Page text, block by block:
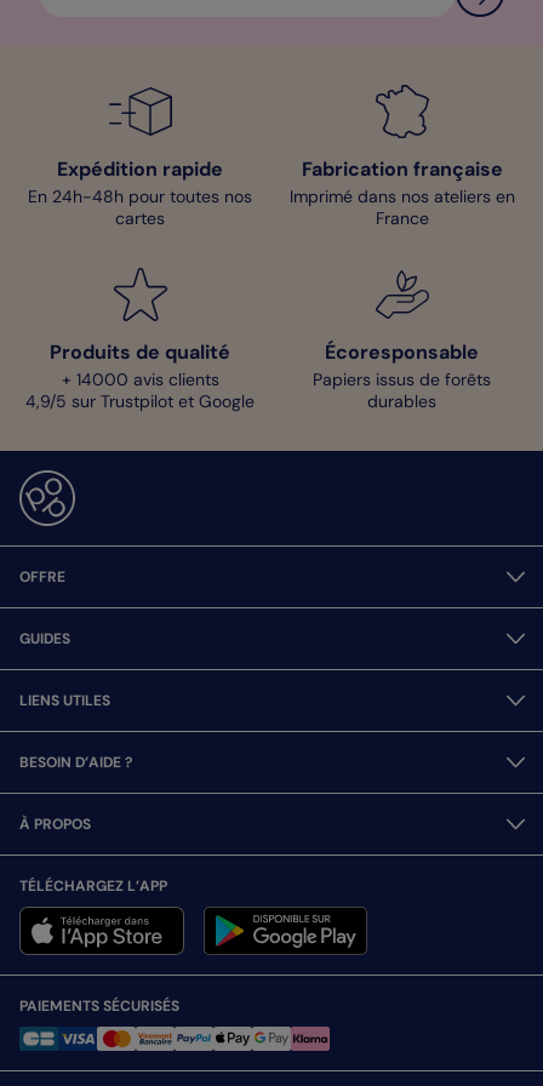
Expédition rapide
En 24h-48h pour toutes nos
cartes
Fabrication française
Imprimé dans nos ateliers en
France
Produits de qualité
+ 14000 avis clients
4,9/5 sur Trustpilot et Google
Écoresponsable
Papiers issus de forêts
durables
OFFRE
GUIDES
LIENS UTILES
BESOIN D’AIDE ?
À PROPOS
TÉLÉCHARGEZ L’APP
PAIEMENTS SÉCURISÉS